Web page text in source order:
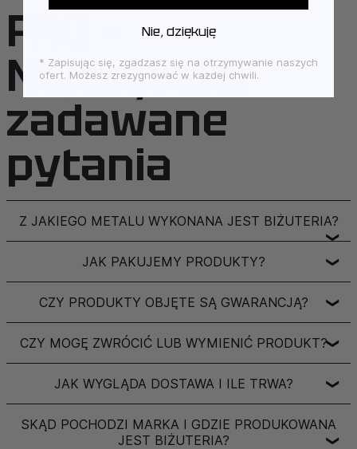
FAQ –
Najczęściej
zadawane
pytania
Z JAKIEGO METALU WYKONANA JEST BIŻUTERIA?
❯
JAK PAKUJEMY PRODUKTY? ❯
CZY PRODUKTY OBJĘTE SĄ GWARANCJĄ? ❯
CZY MOGĘ ZWRÓCIĆ LUB WYMIENIĆ PRODUKT?❯
JAK WYGLĄDA DOSTAWA I ILE TRWA? ❯
SKĄD POCHODZI MARKA I GDZIE PRODUKOWANA
JEST BIŻUTERIA?
❯
Nie, dziękuję
* Zapisując się, zgadzasz się na otrzymywanie naszych
ofert. Możesz zrezygnować w każdej chwili.